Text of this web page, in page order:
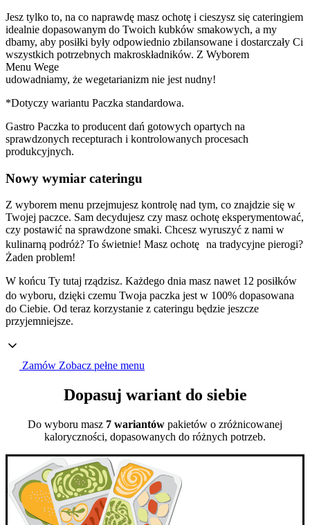
Jesz tylko to, na co naprawdę masz ochotę i cieszysz się cateringiem
idealnie dopasowanym do Twoich kubków smakowych, a my
dbamy, aby posiłki były odpowiednio zbilansowane i dostarczały Ci
wszystkich potrzebnych makroskładników. Z Wyborem
Menu Wege
udowadniamy, że wegetarianizm nie jest nudny!
*Dotyczy wariantu Paczka standardowa.
Gastro Paczka to producent dań gotowych opartych na
sprawdzonych recepturach i kontrolowanych procesach
produkcyjnych.
Nowy wymiar cateringu
Z wyborem menu przejmujesz kontrolę nad tym, co znajdzie się w
Twojej paczce. Sam decydujesz czy masz ochotę eksperymentować,
czy postawić na sprawdzone smaki. Chcesz wyruszyć z nami w
kulinarną podróż? To świetnie! Masz ochotę na tradycyjne pierogi?
Żaden problem!
W końcu Ty tutaj rządzisz. Każdego dnia masz nawet 12 posiłków
do wyboru, dzięki czemu Twoja paczka jest w 100% dopasowana
do Ciebie. Od teraz korzystanie z cateringu będzie jeszcze
przyjemniejsze.
Zamów Zobacz pełne menu
Dopasuj wariant do siebie
Do wyboru masz 7 wariantów pakietów o zróżnicowanej
kaloryczności, dopasowanych do różnych potrzeb.